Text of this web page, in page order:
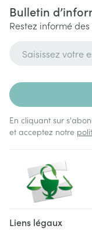
Bulletin
Restez informé
En cliquant sur
et acceptez notre
Liens légaux